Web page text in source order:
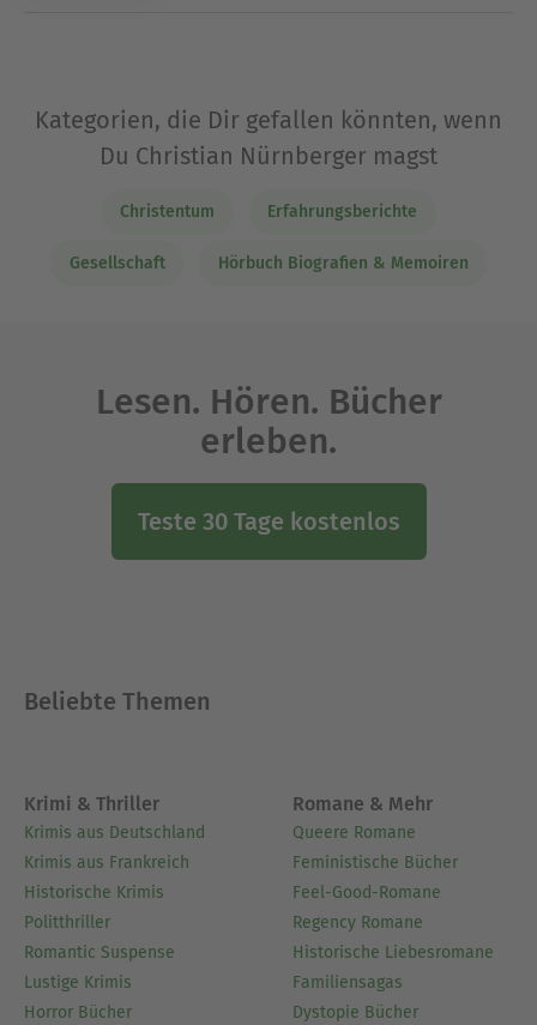
Kategorien, die Dir gefallen könnten, wenn
Du Christian Nürnberger magst
Christentum Erfahrungsberichte
Gesellschaft Hörbuch Biografien & Memoiren
Lesen. Hören. Bücher
erleben.
Teste 30 Tage kostenlos
Beliebte Themen
Krimi & Thriller
Krimis aus Deutschland
Krimis aus Frankreich
Historische Krimis
Politthriller
Romantic Suspense
Lustige Krimis
Horror Bücher
Romane & Mehr
Queere Romane
Feministische Bücher
Feel-Good-Romane
Regency Romane
Historische Liebesromane
Familiensagas
Dystopie Bücher